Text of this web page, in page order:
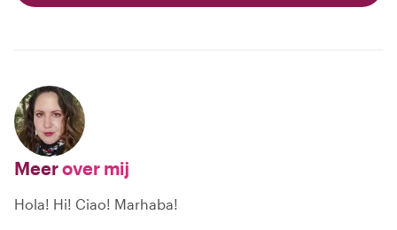
Meerover mij
Hola! Hi! Ciao! Marhaba!